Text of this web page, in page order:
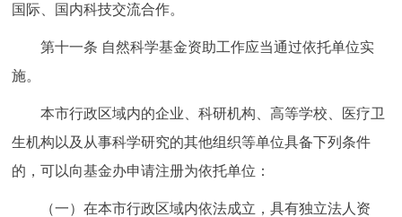
国际、国内科技交流合作。
第十一条 自然科学基金资助工作应当通过依托单位实
施。
本市行政区域内的企业、科研机构、高等学校、医疗卫
生机构以及从事科学研究的其他组织等单位具备下列条件
的，可以向基金办申请注册为依托单位：
（一）在本市行政区域内依法成立，具有独立法人资